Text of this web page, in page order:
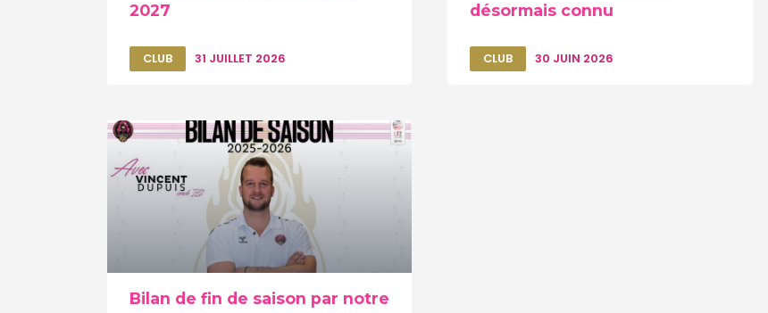
2027
CLUB 31 JUILLET 2026
désormais connu
CLUB 30 JUIN 2026
Bilan de fin de saison par notre